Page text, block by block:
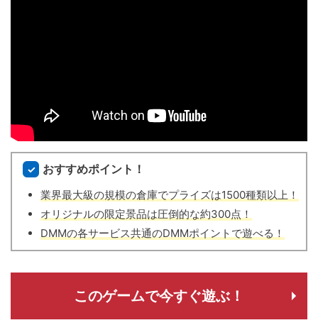
おすすめポイント！
業界最大級の規模の倉庫でプライズは1500種類以上！
オリジナルの限定景品は圧倒的な約300点！
DMMの各サービス共通のDMMポイントで遊べる！
このゲームで今すぐ遊ぶ！